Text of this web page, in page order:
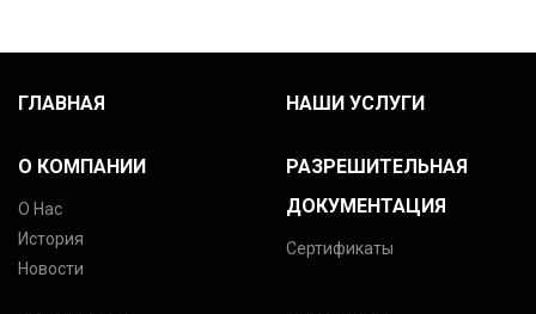
ГЛАВНАЯ НАШИ УСЛУГИ
О КОМПАНИИ
О Нас
История
Новости
РАЗРЕШИТЕЛЬНАЯ
ДОКУМЕНТАЦИЯ
Сертификаты